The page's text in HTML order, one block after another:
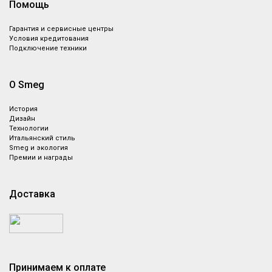
Помощь
Гарантия и сервисные центры
Условия кредитования
Подключение техники
О Smeg
История
Дизайн
Технологии
Итальянский стиль
Smeg и экология
Премии и награды
Доставка
Принимаем к оплате